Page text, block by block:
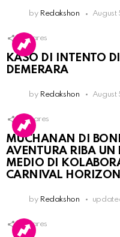
by Redakshon August
Shares
KASO DI INTENTO
DEMERARA
by Redakshon August
Shares
MUCHANAN DI
AVENTURA RIBA UN
MEDIO DI
CARNIVAL
by Redakshon
Shares